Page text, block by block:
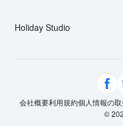
Holiday Studio
会社概要利用規約個人情報の
©